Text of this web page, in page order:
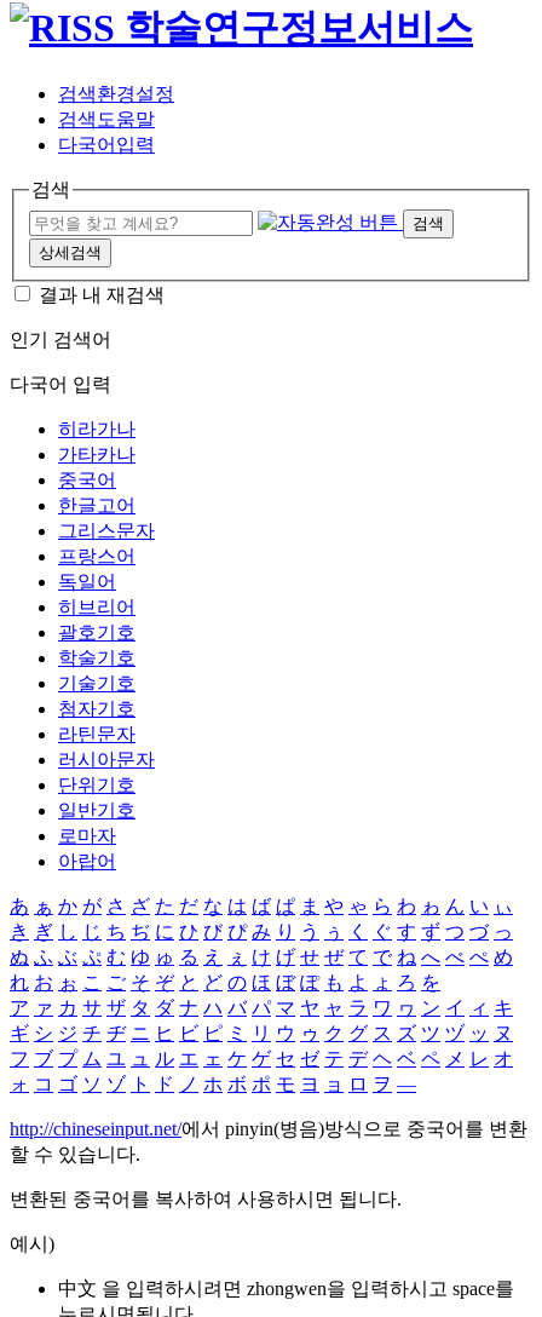
검색환경설정
검색도움말
다국어입력
검색
검색
상세검색
결과 내 재검색
인기 검색어
다국어 입력
히라가나
가타카나
중국어
한글고어
그리스문자
프랑스어
독일어
히브리어
괄호기호
학술기호
기술기호
첨자기호
라틴문자
러시아문자
단위기호
일반기호
로마자
아랍어
あ ぁ か が さ ざ た だ な は ば ぱ ま や ゃ ら わ ゎ ん い ぃ
き ぎ し じ ち ぢ に ひ び ぴ み り う ぅ く ぐ す ず つ づ っ
ぬ ふ ぶ ぷ む ゆ ゅ る え ぇ け げ せ ぜ て で ね へ べ ぺ め
れ お ぉ こ ご そ ぞ と ど の ほ ぼ ぽ も よ ょ ろ を
ア ァ カ サ ザ タ ダ ナ ハ バ パ マ ヤ ャ ラ ワ ヮ ン イ ィ キ
ギ シ ジ チ ヂ ニ ヒ ビ ピ ミ リ ウ ゥ ク グ ス ズ ツ ヅ ッ ヌ
フ ブ プ ム ユ ュ ル エ ェ ケ ゲ セ ゼ テ デ ヘ ベ ペ メ レ オ
ォ コ ゴ ソ ゾ ト ド ノ ホ ボ ポ モ ヨ ョ ロ ヲ ―
http://chineseinput.net/에서 pinyin(병음)방식으로 중국어를 변환
할 수 있습니다.
변환된 중국어를 복사하여 사용하시면 됩니다.
예시)
中文 을 입력하시려면 zhongwen을 입력하시고 space를